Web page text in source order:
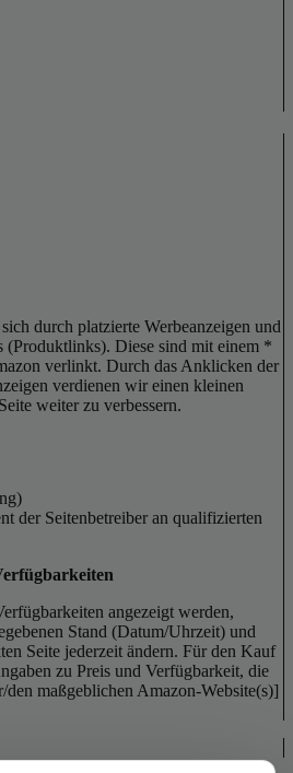
durch platzierte Werbeanzeigen und
Diese sind mit einem *
verlinkt. Durch das Anklicken der
verdienen wir einen kleinen
weiter zu verbessern.
der Seitenbetreiber an qualifizierten
angezeigt werden,
Stand (Datum/Uhrzeit) und
Seite jederzeit ändern. Für den Kauf
zu Preis und Verfügbarkeit, die
maßgeblichen Amazon-Website(s)]